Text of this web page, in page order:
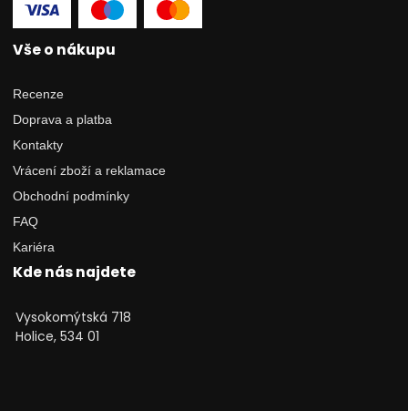
Vše o nákupu
Recenze
Doprava a platba
Kontakty
Vrácení zboží a reklamace
Obchodní podmínky
FAQ
Kariéra
Kde nás najdete
Vysokomýtská 718
Holice, 534 01